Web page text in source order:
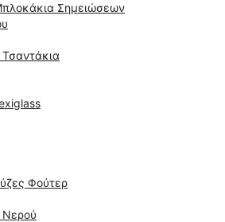
Σημειώσεων
Τσαντάκια
Φούτερ